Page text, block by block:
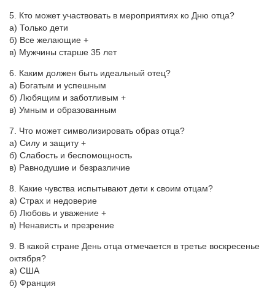
5. Кто может участвовать в мероприятиях ко Дню отца?
а) Только дети
б) Все желающие +
в) Мужчины старше 35 лет
6. Каким должен быть идеальный отец?
а) Богатым и успешным
б) Любящим и заботливым +
в) Умным и образованным
7. Что может символизировать образ отца?
а) Силу и защиту +
б) Слабость и беспомощность
в) Равнодушие и безразличие
8. Какие чувства испытывают дети к своим отцам?
а) Страх и недоверие
б) Любовь и уважение +
в) Ненависть и презрение
9. В какой стране День отца отмечается в третье воскресенье
октября?
а) США
б) Франция